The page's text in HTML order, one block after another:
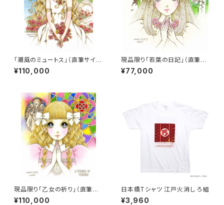
「潮風のミュートス」（直筆サイン
入り）
¥110,000
現品限り「若葉の日記」（直筆サ
イン入り）
¥77,000
現品限り「乙女の祈り」（直筆サ
イン入り）
¥110,000
日本橋Tシャツ 江戸火消し ろ組
¥3,960